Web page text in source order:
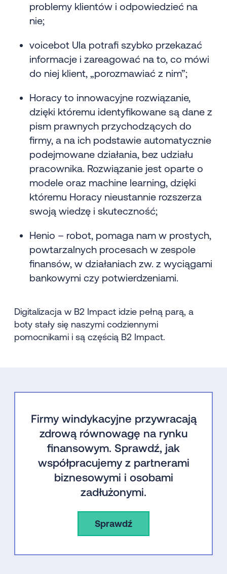
problemy klientów i odpowiedzieć na
nie;
voicebot Ula potrafi szybko przekazać
informacje i zareagować na to, co mówi
do niej klient, „porozmawiać z nim”;
Horacy to innowacyjne rozwiązanie,
dzięki któremu identyfikowane są dane z
pism prawnych przychodzących do
firmy, a na ich podstawie automatycznie
podejmowane działania, bez udziału
pracownika. Rozwiązanie jest oparte o
modele oraz machine learning, dzięki
któremu Horacy nieustannie rozszerza
swoją wiedzę i skuteczność;
Henio – robot, pomaga nam w prostych,
powtarzalnych procesach w zespole
finansów, w działaniach zw. z wyciągami
bankowymi czy potwierdzeniami.
Digitalizacja w B2 Impact idzie pełną parą, a
boty stały się naszymi codziennymi
pomocnikami i są częścią B2 Impact.
Firmy windykacyjne przywracają
zdrową równowagę na rynku
finansowym. Sprawdź, jak
współpracujemy z partnerami
biznesowymi i osobami
zadłużonymi.
Sprawdź